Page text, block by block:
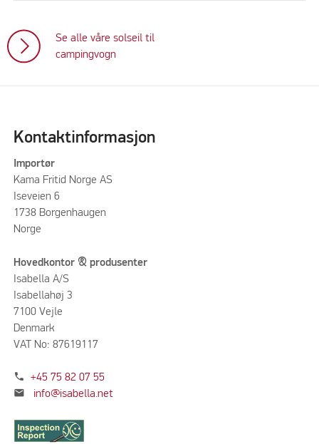
Se alle våre solseil til
campingvogn
Kontaktinformasjon
Importør
Kama Fritid Norge AS
Iseveien 6
1738 Borgenhaugen
Norge
Hovedkontor & produsenter
Isabella A/S
Isabellahøj 3
7100 Vejle
Denmark
VAT No: 87619117
phone +45 75 82 07 55
mail info@isabella.net